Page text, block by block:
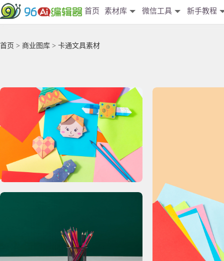
首页 素材库 微信工具 新手教程
首页 > 商业图库 > 卡通文具素材